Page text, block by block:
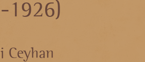
1926)
Ceyhan